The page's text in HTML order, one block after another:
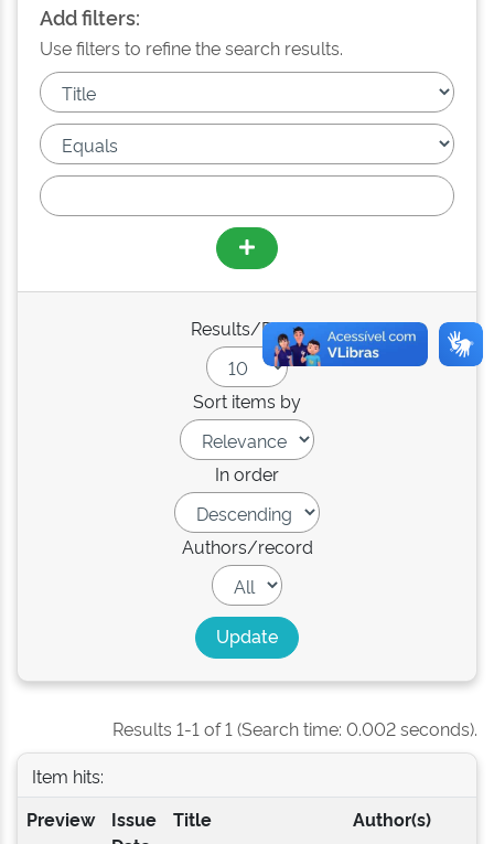
Add filters:
Use filters to refine the search results.
Results/Page
Sort items by
In order
Authors/record
Results 1-1 of 1 (Search time: 0.002 seconds).
Item hits:
Preview
Issue
Title Author(s)